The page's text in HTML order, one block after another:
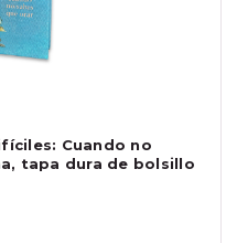
Cuando no
tapa dura de bolsillo